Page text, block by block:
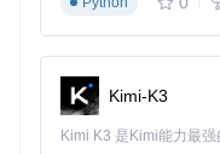
持续更新：开发者社
加入和界面优化，保
开源保障：基于
Kimi-K3